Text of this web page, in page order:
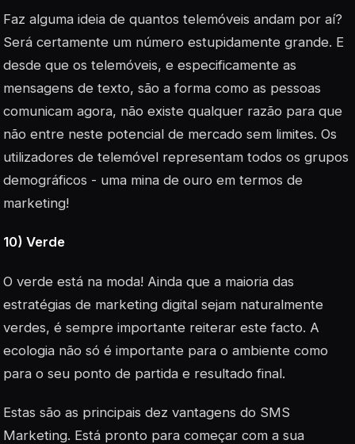
Faz alguma ideia de quantos telemóveis andam por aí?
Será certamente um número estupidamente grande. E
desde que os telemóveis, e especificamente as
mensagens de texto, são a forma como as pessoas
comunicam agora, não existe qualquer razão para que
não entre neste potencial de mercado sem limites. Os
utilizadores de telemóvel representam todos os grupos
demográficos - uma mina de ouro em termos de
marketing!
10) Verde
O verde está na moda! Ainda que a maioria das
estratégias de marketing digital sejam naturalmente
verdes, é sempre importante reiterar este facto. A
ecologia não só é importante para o ambiente como
para o seu ponto de partida e resultado final.
Estas são as principais dez vantagens do SMS
Marketing. Está pronto para começar com a sua